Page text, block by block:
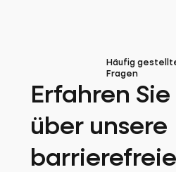
Häufig
Fragen
Erfahren
über unsere
barrierefreie